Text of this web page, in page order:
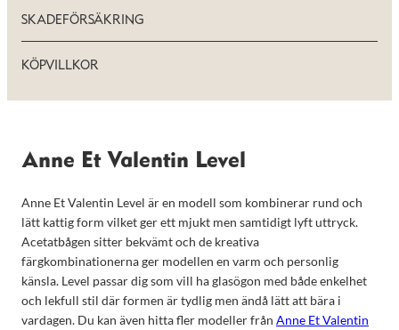
SKADEFÖRSÄKRING
KÖPVILLKOR
Anne Et Valentin Level
Anne Et Valentin Level är en modell som kombinerar rund och
lätt kattig form vilket ger ett mjukt men samtidigt lyft uttryck.
Acetatbågen sitter bekvämt och de kreativa
färgkombinationerna ger modellen en varm och personlig
känsla. Level passar dig som vill ha glasögon med både enkelhet
och lekfull stil där formen är tydlig men ändå lätt att bära i
vardagen. Du kan även hitta fler modeller från Anne Et Valentin